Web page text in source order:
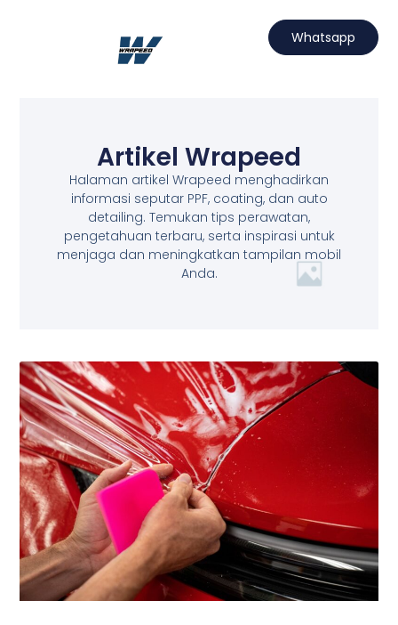
Whatsapp
Artikel Wrapeed
Halaman artikel Wrapeed menghadirkan
informasi seputar PPF, coating, dan auto
detailing. Temukan tips perawatan,
pengetahuan terbaru, serta inspirasi untuk
menjaga dan meningkatkan tampilan mobil
Anda.